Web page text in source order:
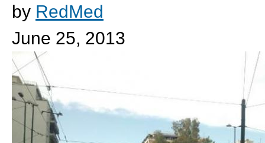
by RedMed
June 25, 2013